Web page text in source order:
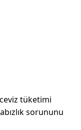
ceviz tüketimi
sorununu